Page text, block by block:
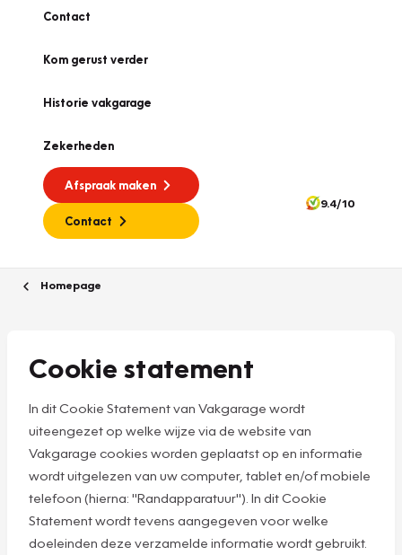
Contact
Kom gerust verder
Historie vakgarage
Zekerheden
Afspraak maken
Contact
9.4/10
Homepage
Cookie statement
In dit Cookie Statement van Vakgarage wordt
uiteengezet op welke wijze via de website van
Vakgarage cookies worden geplaatst op en informatie
wordt uitgelezen van uw computer, tablet en/of mobiele
telefoon (hierna: "Randapparatuur"). In dit Cookie
Statement wordt tevens aangegeven voor welke
doeleinden deze verzamelde informatie wordt gebruikt.